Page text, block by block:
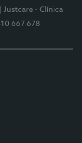
| Justcare - Clínica
667 678